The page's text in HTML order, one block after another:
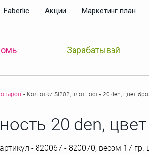
Faberlic Акции Маркетинг план
Зарабатывай
- Колготки SI202, плотность 20 den, цвет
20 den,
- 820067 - 820070, весом 17